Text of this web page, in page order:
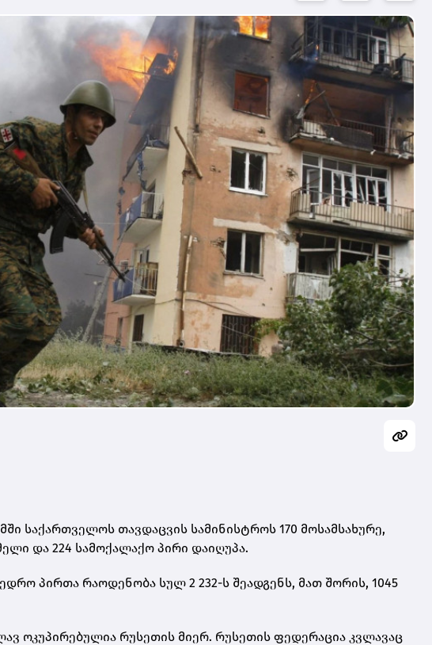
საქართველოს თავდაცვის სამინისტროს 170 მოსამსახურე,
და 224 სამოქალაქო პირი დაიღუპა.
პირთა რაოდენობა სულ 2 232-ს შეადგენს, მათ შორის, 1045
ოკუპირებულია რუსეთის მიერ. რუსეთის ფედერაცია კვლავაც